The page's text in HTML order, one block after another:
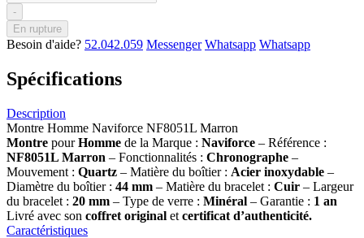
-
En rupture
Besoin d'aide? 52.042.059 Messenger Whatsapp Whatsapp
Spécifications
Description
Montre Homme Naviforce NF8051L Marron
Montre pourHomme de la Marque : Naviforce – Référence :
NF8051L Marron – Fonctionnalités : Chronographe –
Mouvement : Quartz – Matière du boîtier : Acier inoxydable –
Diamètre du boîtier : 44 mm – Matière du bracelet : Cuir – Largeur
du bracelet : 20 mm – Type de verre : Minéral – Garantie : 1 an
Livré avec son coffret original et certificat d’authenticité.
Caractéristiques